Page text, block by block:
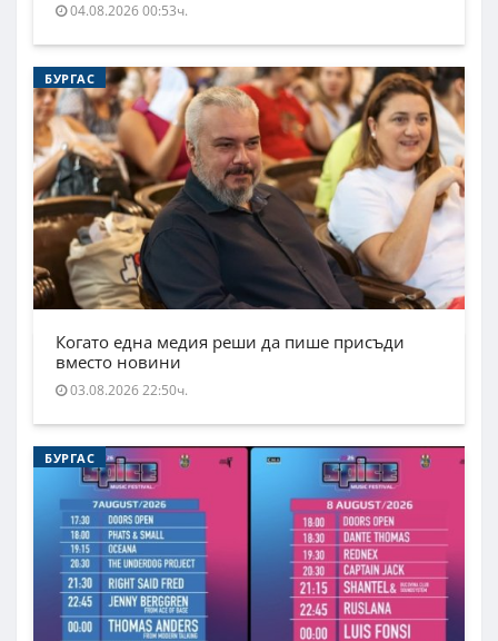
04.08.2026 00:53ч.
БУРГАС
Когато една медия реши да пише присъди
вместо новини
03.08.2026 22:50ч.
БУРГАС